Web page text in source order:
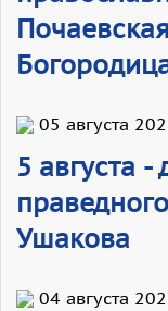
05 августа
5 августа -
Ушакова
04 августа